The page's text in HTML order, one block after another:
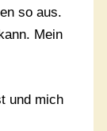
so aus.
Mein
und mich